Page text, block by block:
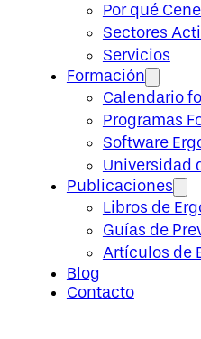
Por qué
Sectores
Servicios
Formación
Calendario
Programas
Software
Universidad
Publicaciones
Libros de
Guías de
Artículos de
Blog
Contacto